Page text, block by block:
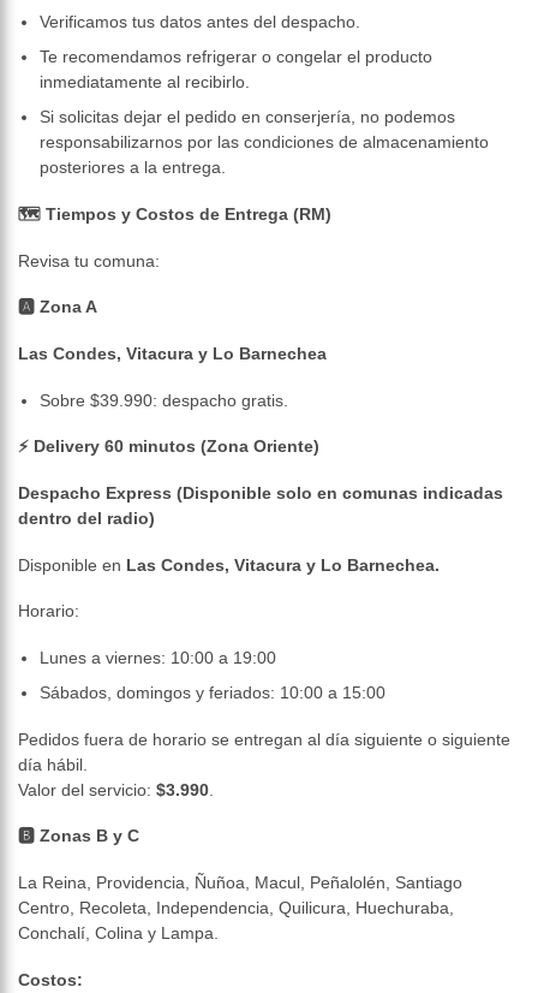
Verificamos tus datos antes del despacho.
Te recomendamos refrigerar o congelar el producto
inmediatamente al recibirlo.
Si solicitas dejar el pedido en conserjería, no podemos
responsabilizarnos por las condiciones de almacenamiento
posteriores a la entrega.
🗺️ Tiempos y Costos de Entrega (RM)
Revisa tu comuna:
🅰 Zona A
Las Condes, Vitacura y Lo Barnechea
Sobre $39.990: despacho gratis.
⚡ Delivery 60 minutos (Zona Oriente)
Despacho Express (Disponible solo en comunas indicadas
dentro del radio)
Disponible en Las Condes, Vitacura y Lo Barnechea.
Horario:
Lunes a viernes: 10:00 a 19:00
Sábados, domingos y feriados: 10:00 a 15:00
Pedidos fuera de horario se entregan al día siguiente o siguiente
día hábil.
Valor del servicio: $3.990
🅱 Zonas B y C
La Reina, Providencia, Ñuñoa, Macul, Peñalolén, Santiago
Centro, Recoleta, Independencia, Quilicura, Huechuraba,
Conchalí, Colina y Lampa.
Costos: